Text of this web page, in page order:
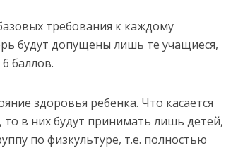
требования к каждому
будут допущены лишь те учащиеся,
баллов.
здоровья ребенка. Что касается
то в них будут принимать лишь детей,
по физкультуре, т.е. полностью